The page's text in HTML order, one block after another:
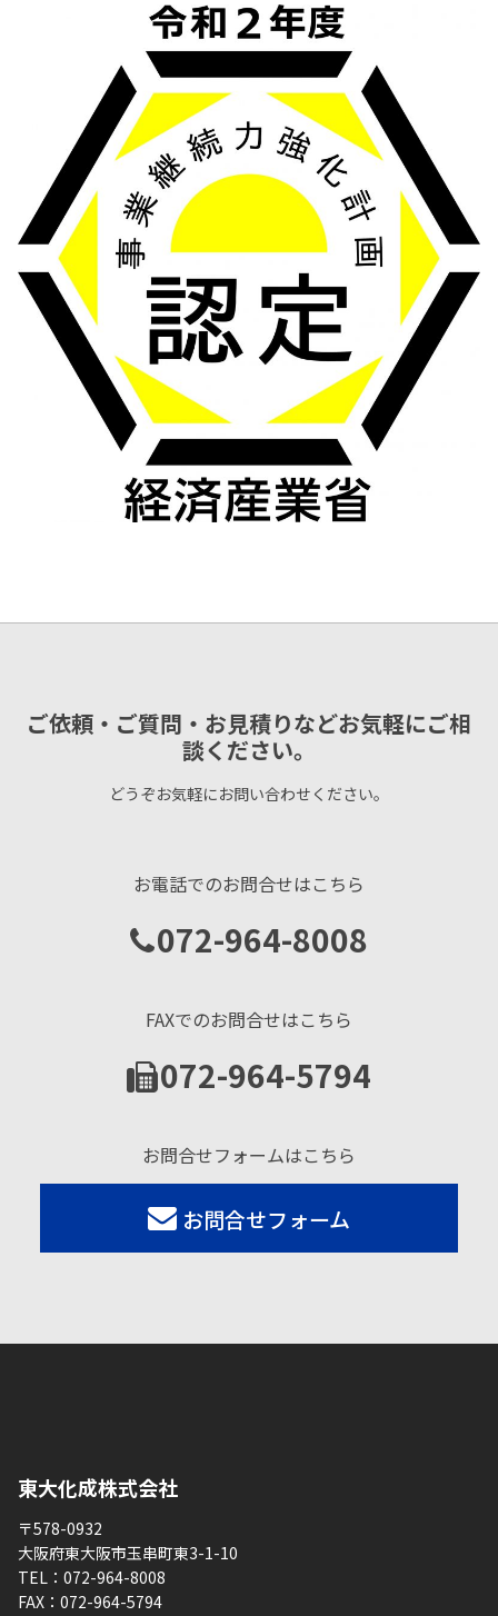
ご依頼・ご質問・お見積りなどお気軽にご相
談ください。
どうぞお気軽にお問い合わせください。
お電話でのお問合せはこちら
072-964-8008
FAXでのお問合せはこちら
072-964-5794
お問合せフォームはこちら
お問合せフォーム
東大化成株式会社
〒578-0932
大阪府東大阪市玉串町東3-1-10
TEL： 072-964-8008
FAX： 072-964-5794